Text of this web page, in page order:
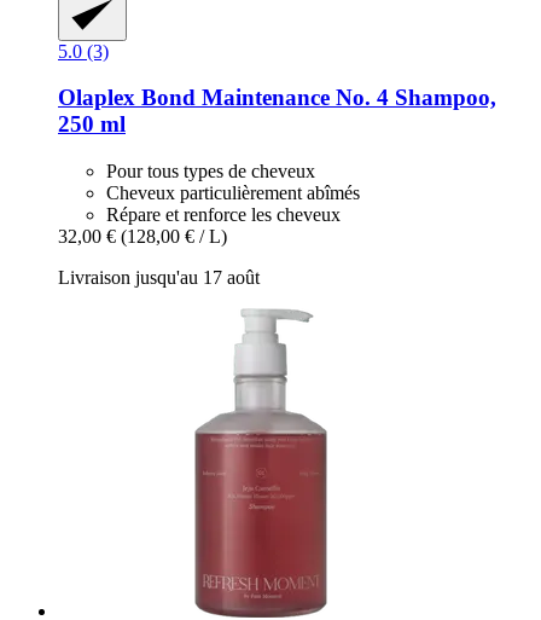
5.0 (3)
Olaplex Bond Maintenance No. 4 Shampoo,
250 ml
Pour tous types de cheveux
Cheveux particulièrement abîmés
Répare et renforce les cheveux
32,00 € (128,00 € / L)
Livraison jusqu'au 17 août